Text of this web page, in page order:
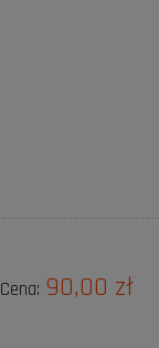
Cena: 90,00 zł